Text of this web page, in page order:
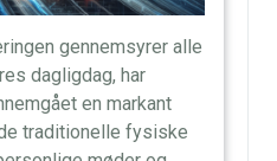
gennemsyrer alle
dagligdag, har
en markant
traditionelle fysiske